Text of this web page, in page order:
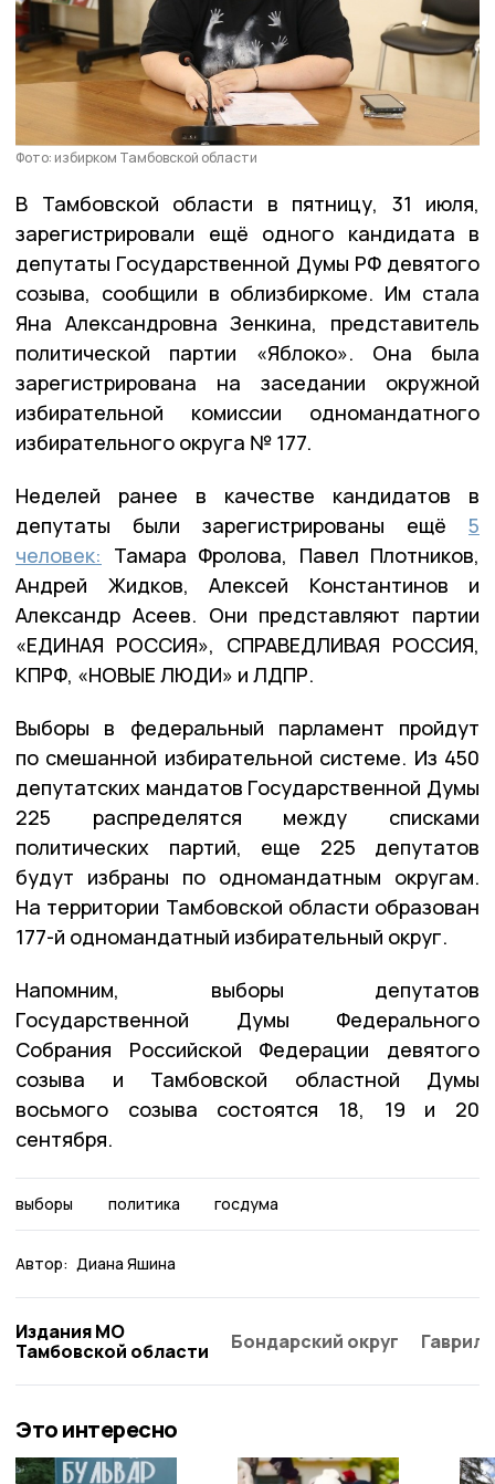
Фото: избирком Тамбовской области
В Тамбовской области в пятницу, 31 июля,
зарегистрировали ещё одного кандидата в
депутаты Государственной Думы РФ девятого
созыва, сообщили в облизбиркоме. Им стала
Яна Александровна Зенкина, представитель
политической партии «Яблоко». Она была
зарегистрирована на заседании окружной
избирательной комиссии одномандатного
избирательного округа № 177.
Неделей ранее в качестве кандидатов в
депутаты были зарегистрированы ещё 5
человек: Тамара Фролова, Павел Плотников,
Андрей Жидков, Алексей Константинов и
Александр Асеев. Они представляют партии
«ЕДИНАЯ РОССИЯ», СПРАВЕДЛИВАЯ РОССИЯ,
КПРФ, «НОВЫЕ ЛЮДИ» и ЛДПР.
Выборы в федеральный парламент пройдут
по смешанной избирательной системе. Из 450
депутатских мандатов Государственной Думы
225 распределятся между списками
политических партий, еще 225 депутатов
будут избраны по одномандатным округам.
На территории Тамбовской области образован
177-й одномандатный избирательный округ.
Напомним, выборы депутатов
Государственной Думы Федерального
Собрания Российской Федерации девятого
созыва и Тамбовской областной Думы
восьмого созыва состоятся 18, 19 и 20
сентября.
выборы политика госдума
Автор: Диана Яшина
Издания МО
Тамбовской области
Бондарский округ
Это интересно